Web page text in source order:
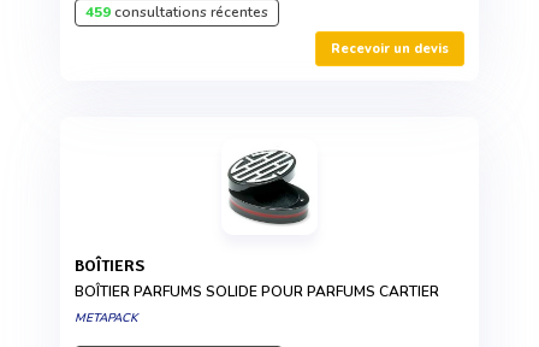
459consultations récentes
Recevoir un devis
BOÎTIERS
BOÎTIER PARFUMS SOLIDE POUR PARFUMS CARTIER
METAPACK